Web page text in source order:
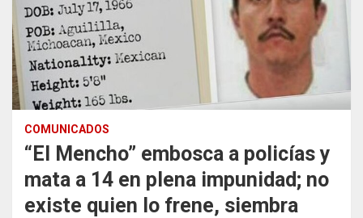
COMUNICADOS
“El Mencho” embosca a policías y
mata a 14 en plena impunidad; no
existe quien lo frene, siembra